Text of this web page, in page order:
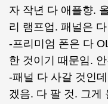
자 작년 다 애플향.
리 램프업. 패널은
-프리미엄 폰은 다
한 것이기 때문임.
-패널 다 사갈 것인
겠음. 다 팔 것. 그게